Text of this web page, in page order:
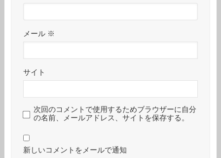
メール ※
サイト
次回のコメントで使用するためブラウザーに自分
の名前、メールアドレス、サイトを保存する。
新しいコメントをメールで通知